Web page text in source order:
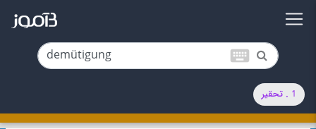
keyboard
1 . تحقیر